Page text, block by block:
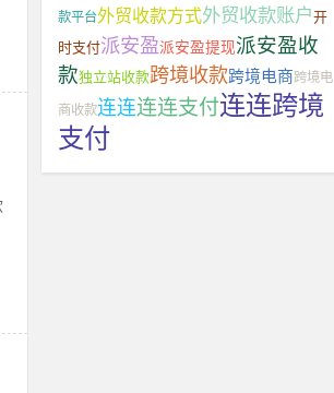
款平台外贸收款方式外贸收款账户开
时支付派安盈派安盈提现派安盈收
款独立站收款跨境收款跨境电商跨境电
商收款连连连连支付连连跨境
支付